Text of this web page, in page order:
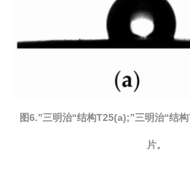
图6.”三明治“结构T25(a);”三明治“结
片。